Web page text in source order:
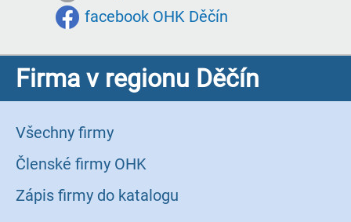
facebook OHK Děčín
Firma v regionu Děčín
Všechny firmy
Členské firmy OHK
Zápis firmy do katalogu